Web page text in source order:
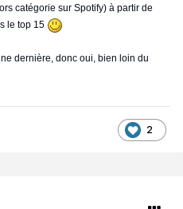
catégorie sur Spotify) à partir de
le top 15
dernière, donc oui, bien loin du
2